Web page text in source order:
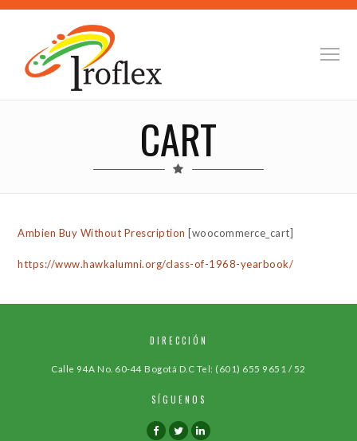
CART
Ambien Buy Without Prescription [woocommerce_cart]
https://www.hawkalumni.org/class-of-1968-yearbook/
DIRECCIÓN
Calle 94A No. 60-44 Bogotá D.C Tel: (601) 655 9651 / 52
SÍGUENOS